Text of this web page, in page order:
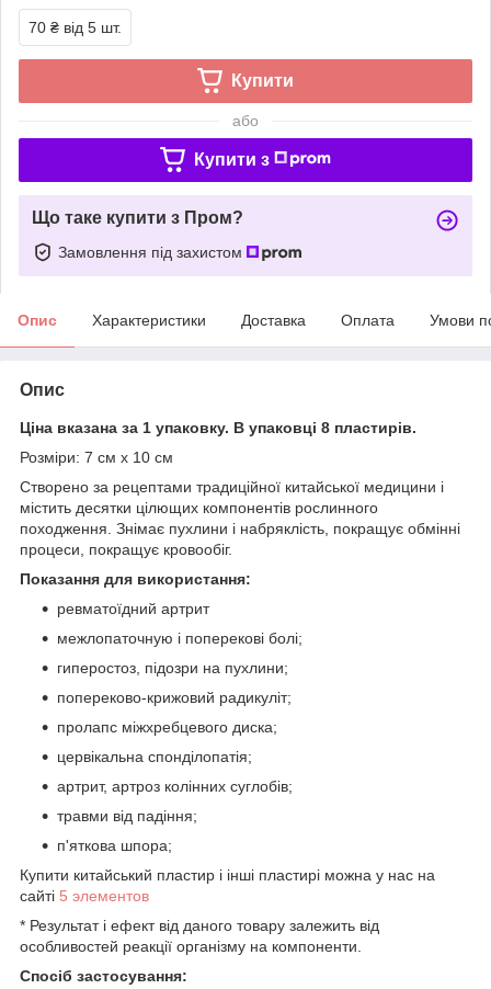
70 ₴ від 5 шт.
Купити
або
Купити з
Що таке купити з Пром?
Замовлення під захистом
Опис Характеристики Доставка Оплата Умови
Опис
Ціна вказана за 1 упаковку. В упаковці 8 пластирів.
Розміри: 7 см х 10 см
Створено за рецептами традиційної китайської медицини і
містить десятки цілющих компонентів рослинного
походження. Знімає пухлини і набряклість, покращує обмінні
процеси, покращує кровообіг.
Показання для використання:
ревматоїдний артрит
межлопаточную і поперекові болі;
гиперостоз, підозри на пухлини;
попереково-крижовий радикуліт;
пролапс міжхребцевого диска;
цервікальна спонділопатія;
артрит, артроз колінних суглобів;
травми від падіння;
п'яткова шпора;
Купити китайський пластир і інші пластирі можна у нас на
сайті 5 элементов
* Результат і ефект від даного товару залежить від
особливостей реакції організму на компоненти.
Спосіб застосування: